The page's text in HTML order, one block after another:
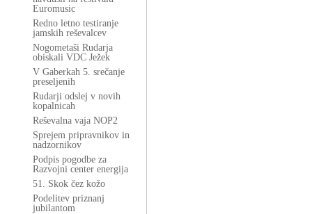
Euromusic
Redno letno testiranje
jamskih reševalcev
Nogometaši Rudarja
obiskali VDC Ježek
V Gaberkah 5. srečanje
preseljenih
Rudarji odslej v novih
kopalnicah
Reševalna vaja NOP2
Sprejem pripravnikov in
nadzornikov
Podpis pogodbe za
Razvojni center energija
51. Skok čez kožo
Podelitev priznanj
jubilantom